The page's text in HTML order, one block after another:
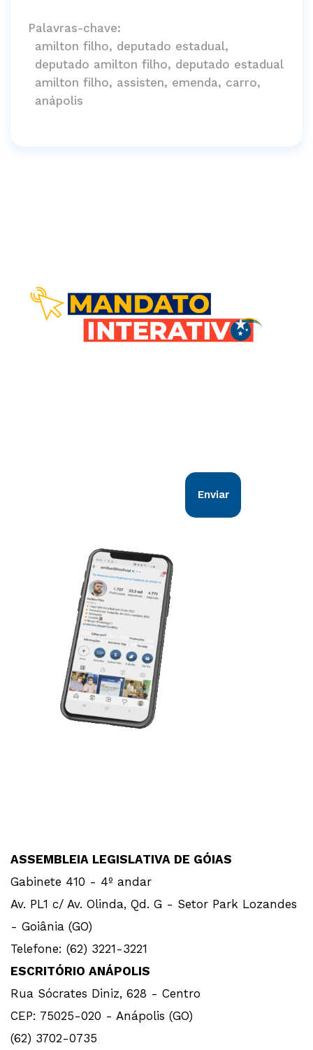
Palavras-chave:
amilton filho, deputado estadual,
deputado amilton filho, deputado estadual
amilton filho, assisten, emenda, carro,
anápolis
Enviar
ASSEMBLEIA LEGISLATIVA DE GÓIAS
Gabinete 410 - 4º andar
Av. PL1 c/ Av. Olinda, Qd. G - Setor Park Lozandes
- Goiânia (GO)
Telefone: (62) 3221-3221
ESCRITÓRIO ANÁPOLIS
Rua Sócrates Diniz, 628 - Centro
CEP: 75025-020 - Anápolis (GO)
(62) 3702-0735